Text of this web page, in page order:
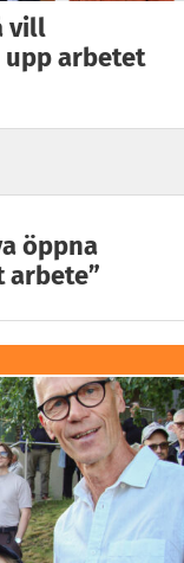
vill
arbetet
öppna
arbete”